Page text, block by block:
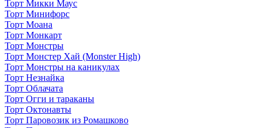
Торт Микки Маус
Торт Минифорс
Торт Моана
Торт Монкарт
Торт Монстры
Торт Монстер Хай (Monster High)
Торт Монстры на каникулах
Торт Незнайка
Торт Облачата
Торт Огги и тараканы
Торт Октонавты
Торт Паровозик из Ромашково